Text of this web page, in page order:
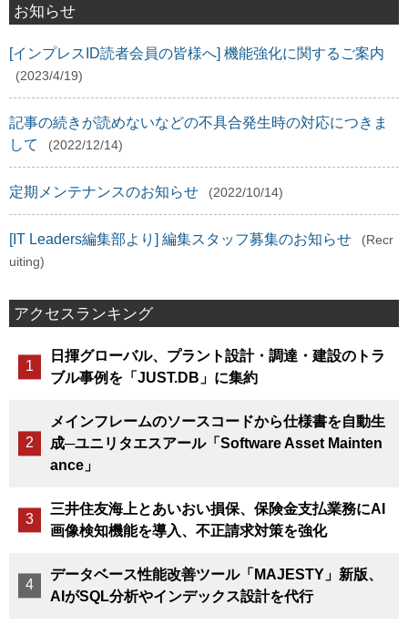
お知らせ
[インプレスID読者会員の皆様へ] 機能強化に関するご案内
(2023/4/19)
記事の続きが読めないなどの不具合発生時の対応につきま
して
(2022/12/14)
定期メンテナンスのお知らせ (2022/10/14)
[IT Leaders編集部より] 編集スタッフ募集のお知らせ
(Recr
uiting)
アクセスランキング
日揮グローバル、プラント設計・調達・建設のトラ
ブル事例を「JUST.DB」に集約
メインフレームのソースコードから仕様書を自動生
成─ユニリタエスアール「Software Asset Mainten
ance」
三井住友海上とあいおい損保、保険金支払業務にAI
画像検知機能を導入、不正請求対策を強化
データベース性能改善ツール「MAJESTY」新版、
AIがSQL分析やインデックス設計を代行